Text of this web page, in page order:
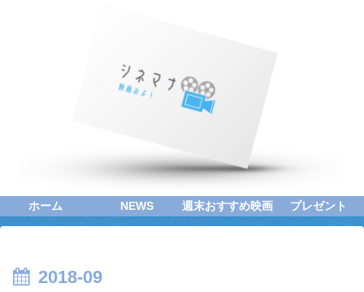
ホーム NEWS 週末おすすめ映画 プレゼント
2018-09